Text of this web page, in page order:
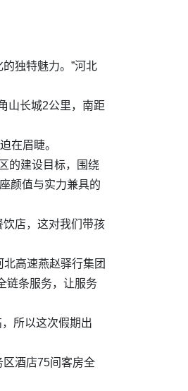
独特魅力。”河北
山长城2公里，南距
在眉睫。
的建设目标，围绕
颜值与实力兼具的
店，这对我们带孩
高速燕赵驿行集团
链条服务，让服务
所以这次假期出
区酒店75间客房全